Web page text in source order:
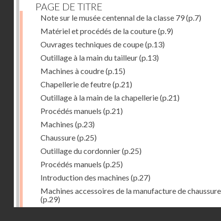
PAGE DE TITRE
Note sur le musée centennal de la classe 79(p.7)
Matériel et procédés de la couture(p.9)
Ouvrages techniques de coupe(p.13)
Outillage à la main du tailleur(p.13)
Machines à coudre(p.15)
Chapellerie de feutre(p.21)
Outillage à la main de la chapellerie(p.21)
Procédés manuels (p.21)
Machines (p.23)
Chaussure(p.25)
Outillage du cordonnier(p.25)
Procédés manuels (p.25)
Introduction des machines (p.27)
Machines accessoires de la manufacture de
(p.29)